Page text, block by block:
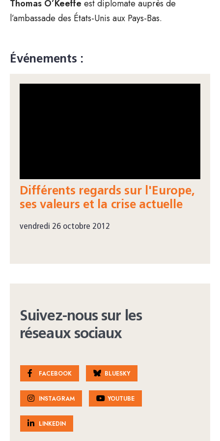
Thomas O’Keeffe est diplomate auprès de
l’ambassade des États-Unis aux Pays-Bas.
Événements :
Différents regards sur l'Europe,
ses valeurs et la crise actuelle
vendredi 26 octobre 2012
Suivez-nous sur les
réseaux sociaux
FACEBOOK BLUESKY
INSTAGRAM YOUTUBE
LINKEDIN